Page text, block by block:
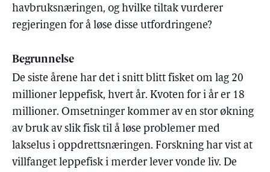
havbruksnæringen, og hvilke tiltak vurderer
regjeringen for å løse disse utfordringene?
Begrunnelse
De siste årene har det i snitt blitt fisket om lag 20
millioner leppefisk, hvert år. Kvoten for i år er 18
millioner. Omsetninger kommer av en stor økning
av bruk av slik fisk til å løse problemer med
lakselus i oppdrettsnæringen. Forskning har vist at
villfanget leppefisk i merder lever vonde liv. De